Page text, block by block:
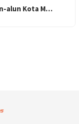
alun Kota M…